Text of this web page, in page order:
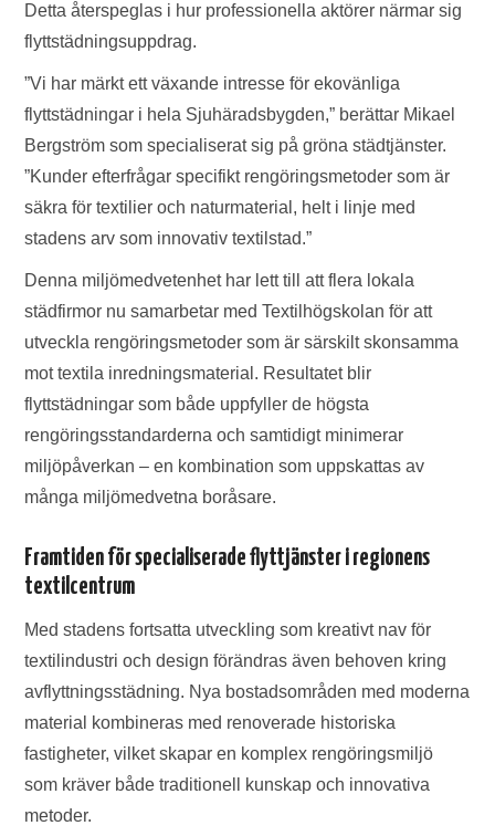
Detta återspeglas i hur professionella aktörer närmar sig
flyttstädningsuppdrag.
”Vi har märkt ett växande intresse för ekovänliga
flyttstädningar i hela Sjuhäradsbygden,” berättar Mikael
Bergström som specialiserat sig på gröna städtjänster.
”Kunder efterfrågar specifikt rengöringsmetoder som är
säkra för textilier och naturmaterial, helt i linje med
stadens arv som innovativ textilstad.”
Denna miljömedvetenhet har lett till att flera lokala
städfirmor nu samarbetar med Textilhögskolan för att
utveckla rengöringsmetoder som är särskilt skonsamma
mot textila inredningsmaterial. Resultatet blir
flyttstädningar som både uppfyller de högsta
rengöringsstandarderna och samtidigt minimerar
miljöpåverkan – en kombination som uppskattas av
många miljömedvetna boråsare.
Framtiden för specialiserade flyttjänster i regionens
textilcentrum
Med stadens fortsatta utveckling som kreativt nav för
textilindustri och design förändras även behoven kring
avflyttningsstädning. Nya bostadsområden med moderna
material kombineras med renoverade historiska
fastigheter, vilket skapar en komplex rengöringsmiljö
som kräver både traditionell kunskap och innovativa
metoder.